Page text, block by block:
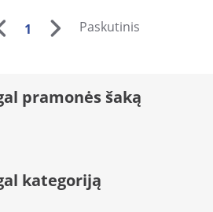
1 Paskutinis
pramonės šaką
kategoriją